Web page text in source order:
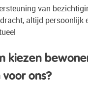
van
altijd persoonlijk
kiezen
voor ons?